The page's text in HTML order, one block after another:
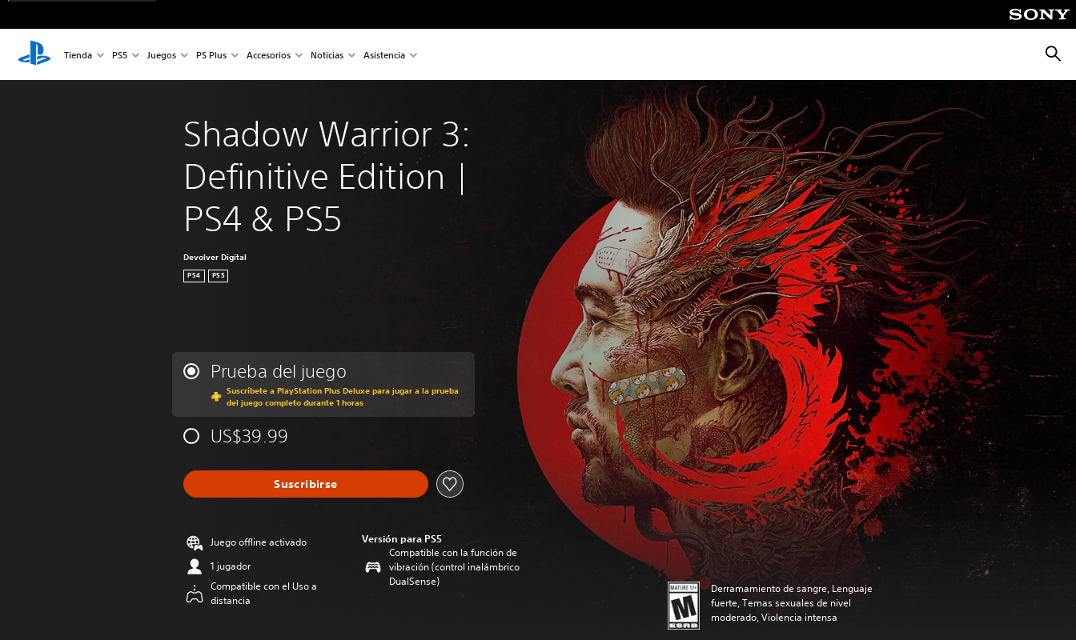
Tienda PS5 Juegos PS Plus Accesorios Noticias Asistencia
Shadow Warrior 3:
Definitive Edition |
PS4 & PS5
Devolver Digital
PS4 PS5
Prueba del juego
Suscríbete a PlayStation Plus Deluxe para jugar a la prueba
del juego completo durante 1 horas
US$39.99
Suscribirse
Juego offline activado
1 jugador
Compatible con el Uso a
distancia
Versión para PS5
Compatible con la función de
vibración (control inalámbrico
DualSense)
Derramamiento de sangre, Lenguaje
fuerte, Temas sexuales de nivel
moderado, Violencia intensa